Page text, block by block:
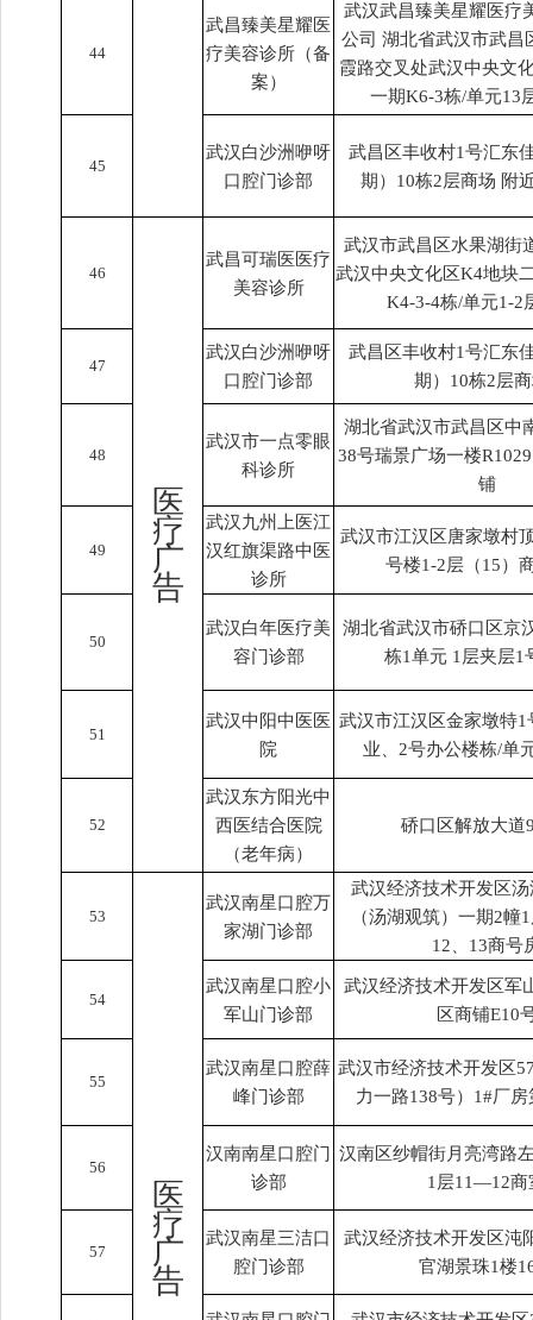
44
武昌臻美星耀医
疗美容诊所（备
案）
武汉武昌臻美星耀医疗
公司 湖北省武汉市武昌
霞路交叉处武汉中央文
一期K6-3栋/单元13
45
武汉白沙洲咿呀
口腔门诊部
武昌区丰收村1号汇东
期）10栋2层商场 附
46
医
疗
广
告
武昌可瑞医医疗
美容诊所
武汉市武昌区水果湖街
武汉中央文化区K4地块
K4-3-4栋/单元1-2
47
武汉白沙洲咿呀
口腔门诊部
武昌区丰收村1号汇东
期）10栋2层
48
武汉市一点零眼
科诊所
湖北省武汉市武昌区中
38号瑞景广场一楼
铺
49
武汉九州上医江
汉红旗渠路中医
诊所
武汉市江汉区唐家墩村
号楼1-2层（15）
50
武汉白年医疗美
容门诊部
湖北省武汉市硚口区京
栋1单元 1层夹层1
51
武汉中阳中医医
院
武汉市江汉区金家墩特1
业、2号办公楼栋/单
52
武汉东方阳光中
西医结合医院
（老年病）
硚口区解放大道
53
医
疗
广
告
武汉南星口腔万
家湖门诊部
武汉经济技术开发区汤
（汤湖观筑）一期2幢
12、13商号
54
武汉南星口腔小
军山门诊部
武汉经济技术开发区军
区商铺E10
55
武汉南星口腔薛
峰门诊部
武汉市经济技术开发区
力一路138号）1#厂
56
汉南南星口腔门
诊部
汉南区纱帽街月亮湾路
1层11—12商
57
武汉南星三洁口
腔门诊部
武汉经济技术开发区沌
官湖景珠1楼